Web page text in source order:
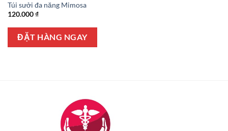
Túi sưởi đa năng Mimosa
120.000₫
ĐẶT HÀNG NGAY